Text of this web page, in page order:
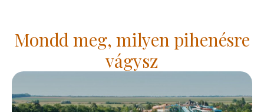
Mondd meg, milyen pihenésre
vágysz